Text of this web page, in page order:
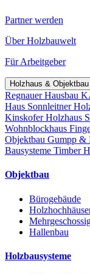
Partner werden
Über Holzbauwelt
Für Arbeitgeber
Holzhaus &
Regnauer Hausbau
Haus Sonnleitner
Kinskofer Holzhaus
Wohnblockhaus
Objektbau Gumpp &
Bausysteme Timber
Objektbau
Bürogebäude
Hallenbau
Holzbausysteme